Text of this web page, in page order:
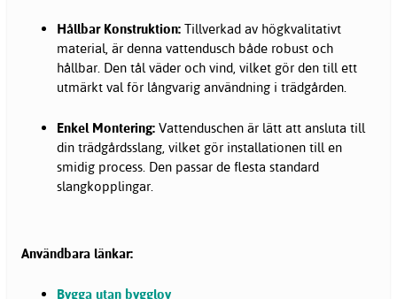
Hållbar Konstruktion: Tillverkad av högkvalitativt
material, är denna vattendusch både robust och
hållbar. Den tål väder och vind, vilket gör den till ett
utmärkt val för långvarig användning i trädgården.
Enkel Montering: Vattenduschen är lätt att ansluta till
din trädgårdsslang, vilket gör installationen till en
smidig process. Den passar de flesta standard
slangkopplingar.
Användbara länkar:
Bygga utan bygglov